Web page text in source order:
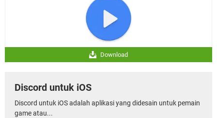
Download
Discord untuk iOS
Discord untuk iOS adalah aplikasi yang didesain untuk pemain
game atau...